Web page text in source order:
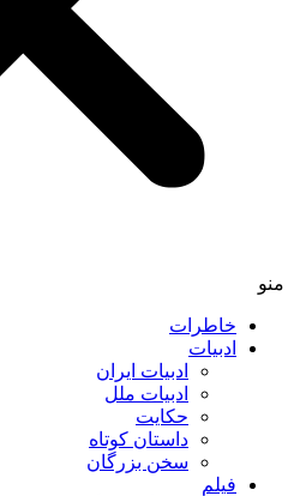
منو
خاطرات
ادبیات
ادبیات ایران
ادبیات ملل
حکایت
داستان کوتاه
سخن بزرگان
فیلم